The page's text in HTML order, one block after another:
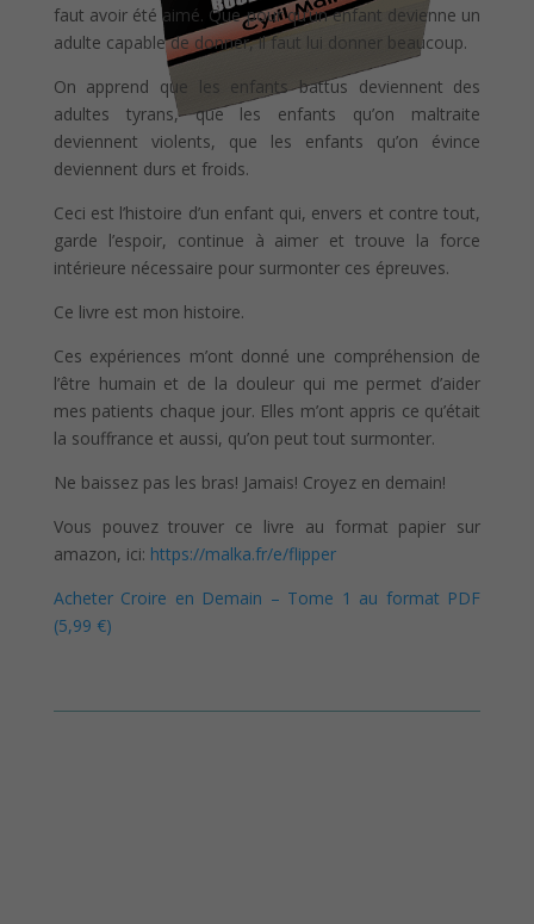
faut avoir été aimé. Que pour qu’un enfant devienne un
adulte capable de donner, il faut lui donner beaucoup.
On apprend que les enfants battus deviennent des
adultes tyrans, que les enfants qu’on maltraite
deviennent violents, que les enfants qu’on évince
deviennent durs et froids.
Ceci est l’histoire d’un enfant qui, envers et contre tout,
garde l’espoir, continue à aimer et trouve la force
intérieure nécessaire pour surmonter ces épreuves.
Ce livre est mon histoire.
Ces expériences m’ont donné une compréhension de
l’être humain et de la douleur qui me permet d’aider
mes patients chaque jour. Elles m’ont appris ce qu’était
la souffrance et aussi, qu’on peut tout surmonter.
Ne baissez pas les bras! Jamais! Croyez en demain!
Vous pouvez trouver ce livre au format papier sur
amazon, ici: https://malka.fr/e/flipper
Acheter Croire en Demain – Tome 1 au format PDF
(5,99 €)